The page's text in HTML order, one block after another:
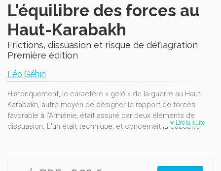
L'équilibre des forces au
Haut-Karabakh
Frictions, dissuasion et risque de déflagration
Première édition
Léo Géhin
Historiquement, le caractère « gelé » de la guerre au Haut-
Karabakh, autre moyen de désigner le rapport de forces
favorable à l'Arménie, était assuré par deux éléments de
dissuasion. L'un était technique, et concernait la capacité
Lire la suite